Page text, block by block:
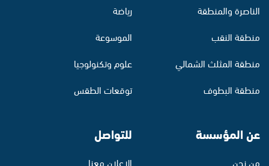
الناصرة والمنطقة
منطقة النقب
منطقة المثلث الشمالي
منطقة البطوف
رياضة
الموسوعة
علوم وتكنولوجيا
توقعات الطقس
عن المؤسسة
من نحن
للتواصل
الإعلان معنا